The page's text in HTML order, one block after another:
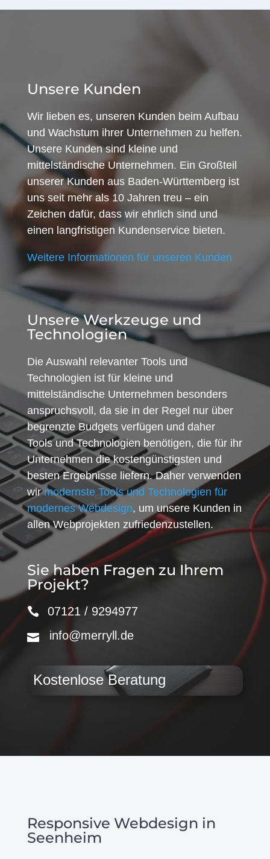
Unsere Kunden
Wir lieben es, unseren Kunden beim Aufbau
und Wachstum ihrer Unternehmen zu helfen.
Unsere Kunden sind kleine und
mittelständische Unternehmen. Ein Großteil
unserer Kunden aus Baden-Württemberg ist
uns seit mehr als 10 Jahren treu – ein
Zeichen dafür, dass wir ehrlich sind und
einen langfristigen Kundenservice bieten.
Weitere Informationen für unseren Kunden
Unsere Werkzeuge und
Technologien
Die Auswahl relevanter Tools und
Technologien ist für kleine und
mittelständische Unternehmen besonders
anspruchsvoll, da sie in der Regel nur über
begrenzte Budgets verfügen und daher
Tools und Technologien benötigen, die für ihr
Unternehmen die kostengünstigsten und
besten Ergebnisse liefern. Daher verwenden
wirmodernste Tools und Technologien für
modernes Webdesign, um unsere Kunden in
allen Webprojekten zufriedenzustellen.
Sie haben Fragen zu Ihrem
Projekt?
07121 / 9294977
info@merryll.de
Kostenlose Beratung
Responsive Webdesign in
Seenheim